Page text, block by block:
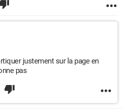
justement sur la page en
pas